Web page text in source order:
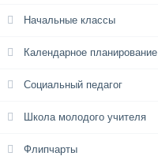
Начальные классы
Календарное планирование
Социальный педагог
Школа молодого учителя
Флипчарты